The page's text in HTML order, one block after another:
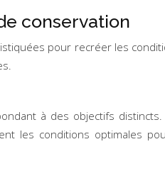
conservation
pour recréer les
à des objectifs
les conditions optimales